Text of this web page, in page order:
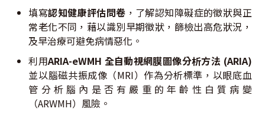
填寫認知健康評估問卷 ，了解認知障礙症的徵狀與正
常老化不同，藉以識別早期徵狀，篩檢出高危狀況，
及早治療可避免病情惡化。
利用ARIA-eWMH 全自動視網膜圖像分析方法 (ARIA)
並以腦磁共振成像（MRI）作為分析標準，以眼底血
管分析腦內是否有嚴重的年齡性白質病變
（ARWMH）風險。